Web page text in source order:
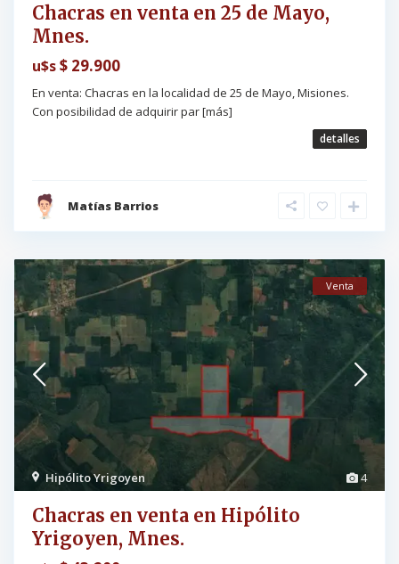
Chacras en venta en 25 de Mayo,
Mnes.
u$s$ 29.900
En venta: Chacras en la localidad de 25 de Mayo, Misiones.
Con posibilidad de adquirir par[más]
detalles
Matías Barrios
4
Hipólito Yrigoyen
Venta
Chacras en venta en Hipólito
Yrigoyen, Mnes.